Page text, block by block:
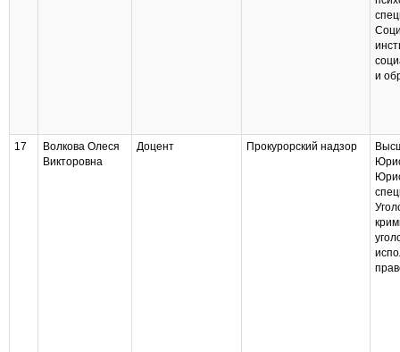
и
17
Волкова Олеся
Викторовна
Доцент Прокурорский надзор